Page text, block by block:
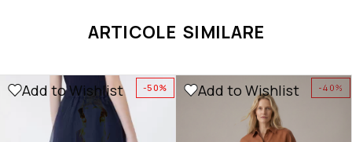
ARTICOLE SIMILARE
-50%
Add to Wishlist -40%
Add to Wishlist